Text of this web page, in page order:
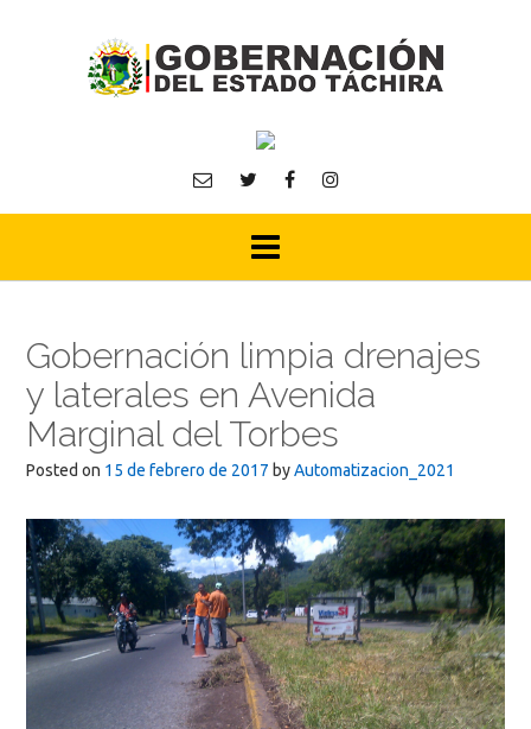
Gobernación limpia drenajes
y laterales en Avenida
Marginal del Torbes
Posted on 15 de febrero de 2017 byAutomatizacion_2021